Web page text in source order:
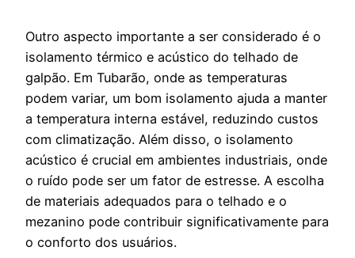
Outro aspecto importante a ser considerado é o
isolamento térmico e acústico do telhado de
galpão. Em Tubarão, onde as temperaturas
podem variar, um bom isolamento ajuda a manter
a temperatura interna estável, reduzindo custos
com climatização. Além disso, o isolamento
acústico é crucial em ambientes industriais, onde
o ruído pode ser um fator de estresse. A escolha
de materiais adequados para o telhado e o
mezanino pode contribuir significativamente para
o conforto dos usuários.